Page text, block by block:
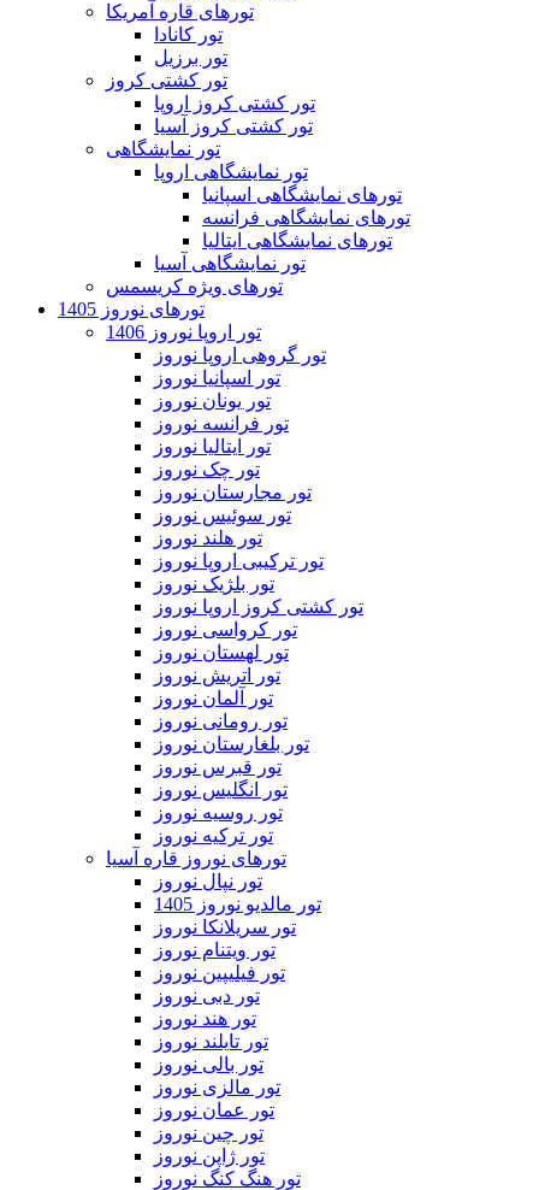
تورهای قاره آمریکا
تور کانادا
تور برزیل
تور کشتی کروز
تور کشتی کروز اروپا
تور کشتی کروز آسیا
تور نمایشگاهی
تور نمایشگاهی اروپا
تورهای نمایشگاهی اسپانیا
تورهای نمایشگاهی فرانسه
تورهای نمایشگاهی ایتالیا
تور نمایشگاهی آسیا
تورهای ویژه کریسمس
تورهای نوروز 1405
تور اروپا نوروز 1406
تور گروهی اروپا نوروز
تور اسپانیا نوروز
تور یونان نوروز
تور فرانسه نوروز
تور ایتالیا نوروز
تور چک نوروز
تور مجارستان نوروز
تور سوئیس نوروز
تور هلند نوروز
تور ترکیبی اروپا نوروز
تور بلژیک نوروز
تور کشتی کروز اروپا نوروز
تور کرواسی نوروز
تور لهستان نوروز
تور اتریش نوروز
تور آلمان نوروز
تور رومانی نوروز
تور بلغارستان نوروز
تور قبرس نوروز
تور انگلیس نوروز
تور روسیه نوروز
تور ترکیه نوروز
تورهای نوروز قاره آسیا
تور نپال نوروز
تور مالدیو نوروز 1405
تور سریلانکا نوروز
تور ویتنام نوروز
تور فیلیپین نوروز
تور دبی نوروز
تور هند نوروز
تور تایلند نوروز
تور بالی نوروز
تور مالزی نوروز
تور عمان نوروز
تور چین نوروز
تور ژاپن نوروز
تور هنگ کنگ نوروز